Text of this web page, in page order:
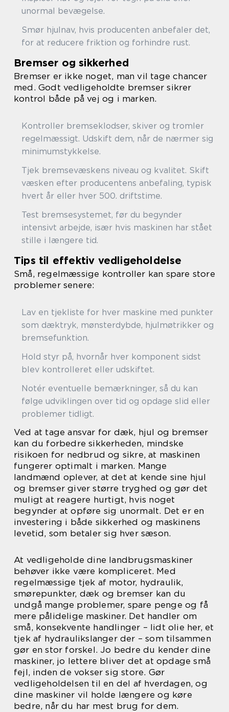
unormal bevægelse.
Smør hjulnav, hvis producenten anbefaler det,
for at reducere friktion og forhindre rust.
Bremser og sikkerhed
Bremser er ikke noget, man vil tage chancer
med. Godt vedligeholdte bremser sikrer
kontrol både på vej og i marken.
Kontroller bremseklodser, skiver og tromler
regelmæssigt. Udskift dem, når de nærmer sig
minimumstykkelse.
Tjek bremsevæskens niveau og kvalitet. Skift
væsken efter producentens anbefaling, typisk
hvert år eller hver 500. driftstime.
Test bremsesystemet, før du begynder
intensivt arbejde, især hvis maskinen har stået
stille i længere tid.
Tips til effektiv vedligeholdelse
Små, regelmæssige kontroller kan spare store
problemer senere:
Lav en tjekliste for hver maskine med punkter
som dæktryk, mønsterdybde, hjulmøtrikker og
bremsefunktion.
Hold styr på, hvornår hver komponent sidst
blev kontrolleret eller udskiftet.
Notér eventuelle bemærkninger, så du kan
følge udviklingen over tid og opdage slid eller
problemer tidligt.
Ved at tage ansvar for dæk, hjul og bremser
kan du forbedre sikkerheden, mindske
risikoen for nedbrud og sikre, at maskinen
fungerer optimalt i marken. Mange
landmænd oplever, at det at kende sine hjul
og bremser giver større tryghed og gør det
muligt at reagere hurtigt, hvis noget
begynder at opføre sig unormalt. Det er en
investering i både sikkerhed og maskinens
levetid, som betaler sig hver sæson.
At vedligeholde dine landbrugsmaskiner
behøver ikke være kompliceret. Med
regelmæssige tjek af motor, hydraulik,
smørepunkter, dæk og bremser kan du
undgå mange problemer, spare penge og få
mere pålidelige maskiner. Det handler om
små, konsekvente handlinger – lidt olie her, et
tjek af hydraulikslanger der – som tilsammen
gør en stor forskel. Jo bedre du kender dine
maskiner, jo lettere bliver det at opdage små
fejl, inden de vokser sig store. Gør
vedligeholdelsen til en del af hverdagen, og
dine maskiner vil holde længere og køre
bedre, når du har mest brug for dem.